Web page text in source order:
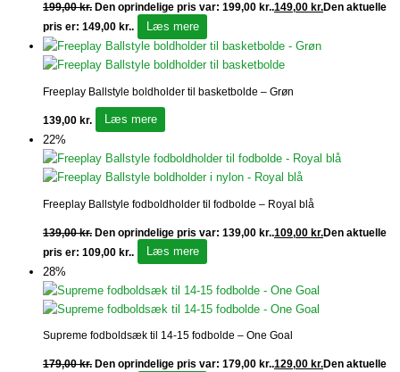
199,00kr. Den oprindelige pris var: 199,00 kr..149,00 kr.Den aktuelle
pris er: 149,00 kr..
Læs mere
Freeplay Ballstyle boldholder til basketbolde – Grøn
139,00 kr.
Læs mere
22%
Freeplay Ballstyle fodboldholder til fodbolde – Royal blå
139,00kr. Den oprindelige pris var: 139,00 kr..109,00 kr.Den aktuelle
pris er: 109,00 kr..
Læs mere
28%
Supreme fodboldsæk til 14-15 fodbolde – One Goal
179,00kr. Den oprindelige pris var: 179,00 kr..129,00 kr.Den aktuelle